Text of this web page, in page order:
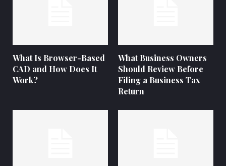
What Is Browser-Based
CAD and How Does It
Work?
What Business Owners
Should Review Before
Filing a Business Tax
Return